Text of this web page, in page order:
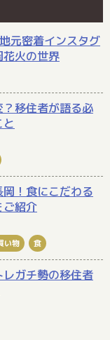
元密着インスタグ
火の世界
移住者が語る必
！食にこだわる
ご紹介
い物 食
ガチ勢の移住者